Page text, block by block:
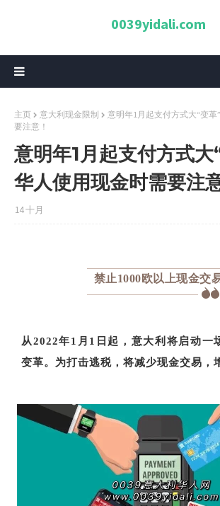
0039yidali.com
主页 意大利现金限制
意明年1月起支付方式大“变
要注意！
意明年1月起支付方式大
华人使用现金时需要注
14 十月
禁止1000欧以上现金交
从2022年1月1日起，意大利将启动一
变革。为打击逃税，将减少现金交易，